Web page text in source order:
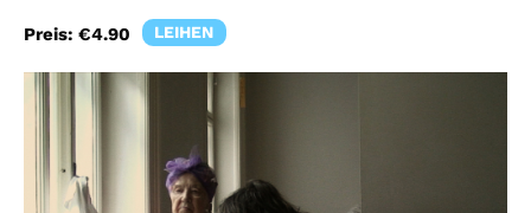
Kuratierungen
Events
So geht’s
Filmpakete
Preis: €4.90 LEIHEN